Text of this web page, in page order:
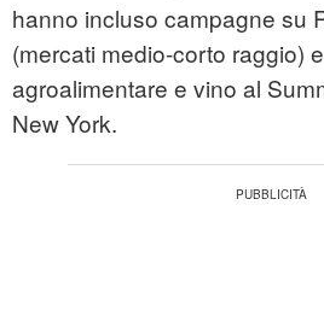
hanno incluso campagne su
(mercati medio-corto raggio)
agroalimentare e vino al
New York.